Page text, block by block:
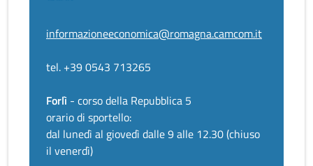
informazioneeconomica@romagna.camcom.it
tel. +39 0543 713265
Forlì - corso della Repubblica 5
orario di sportello:
dal lunedì al giovedì dalle 9 alle 12.30 (chiuso
il venerdì)